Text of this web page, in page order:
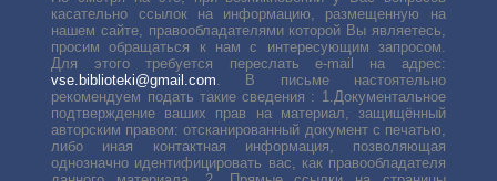
касательно ссылок на информацию, размещенную на
нашем сайте, правообладателями которой Вы являетесь,
просим обращаться к нам с интересующим запросом.
Для этого требуется переслать е-mail на адрес:
vse.biblioteki@gmail.com . В письме настоятельно
рекомендуем подать такие сведения : 1.Документальное
подтверждение ваших прав на материал, защищённый
авторским правом: отсканированный документ с печатью,
либо иная контактная информация, позволяющая
однозначно идентифицировать вас, как правообладателя